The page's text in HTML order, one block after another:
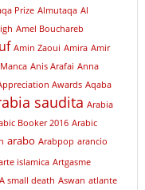
Prize Almutaqa Al
Amel Bouchareb
Amin Zaoui Amira Amir
Anis Arafai Anna
Awards Aqaba
saudita Arabia
Booker 2016 Arabic
arabo Arabpop arancio
islamica Artgasme
A small death Aswan atlante